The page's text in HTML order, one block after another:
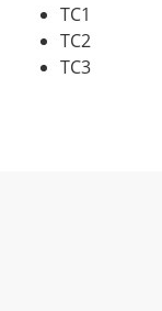
TC1
TC2
TC3